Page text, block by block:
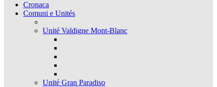
Cronaca
Comuni e Unités
Unité Valdigne Mont-Blanc
Unité Gran Paradiso